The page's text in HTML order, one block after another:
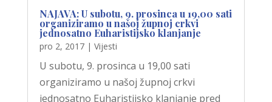
NAJAVA: U subotu, 9. prosinca u 19,00 sati
organiziramo u našoj župnoj crkvi
jednosatno Euharistijsko klanjanje
pro 2, 2017| Vijesti
U subotu, 9. prosinca u 19,00 sati
organiziramo u našoj župnoj crkvi
jednosatno Euharistijsko klanjanje pred